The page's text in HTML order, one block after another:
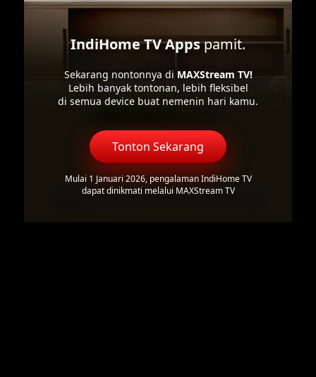
IndiHome TV Appspamit.
Sekarang nontonnya di MAXStream TV!
Lebih banyak tontonan, lebih fleksibel
di semua device buat nemenin hari kamu.
Tonton Sekarang
Mulai 1 Januari 2026, pengalaman IndiHome TV
dapat dinikmati melalui MAXStream TV